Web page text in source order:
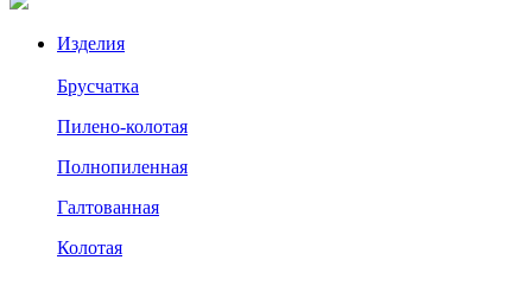
Изделия
Брусчатка
Пилено-колотая
Полнопиленная
Галтованная
Колотая